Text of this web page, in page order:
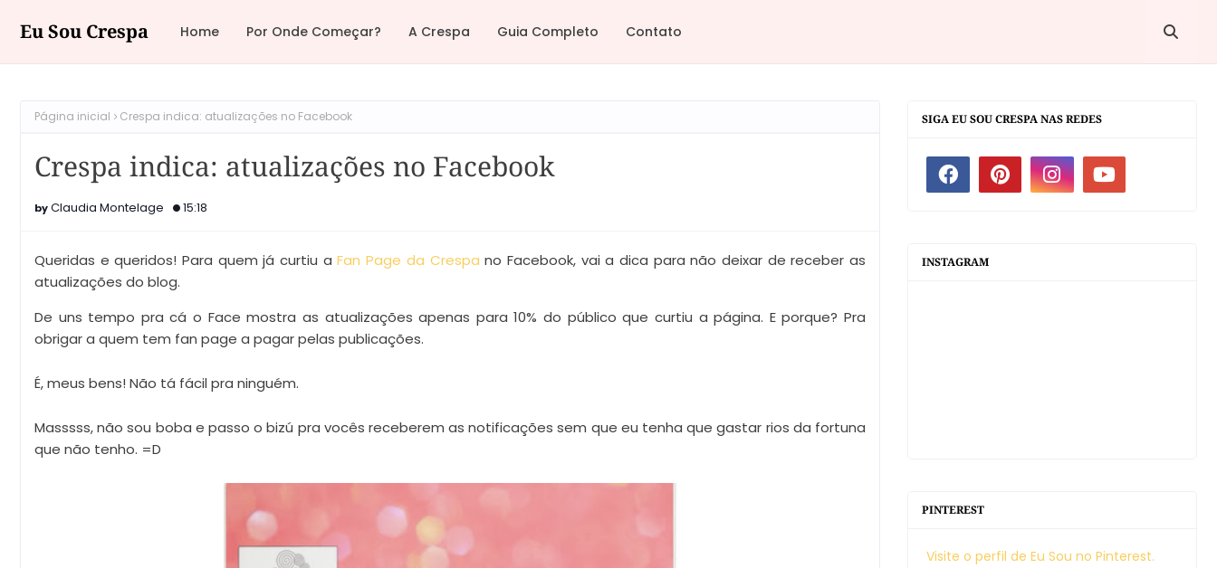
Eu Sou Crespa Home Por Onde Começar? A Crespa Guia Completo Contato
Página inicial Crespa indica: atualizações no Facebook
Crespa indica: atualizações no Facebook
Claudia Montelage 15:18
Queridas e queridos! Para quem já curtiu a Fan Page da Crespano Facebook, vai a dica para não deixar de receber as
atualizações do blog.
De uns tempo pra cá o Face mostra as atualizações apenas para 10% do público que curtiu a página. E porque? Pra
obrigar a quem tem fan page a pagar pelas publicações.
É, meus bens! Não tá fácil pra ninguém.
Masssss, não sou boba e passo o bizú pra vocês receberem as notificações sem que eu tenha que gastar rios da fortuna
que não tenho. =D
SIGA EU SOU CRESPA NAS REDES
INSTAGRAM
PINTEREST
Visite o perfil de Eu Sou no Pinterest.